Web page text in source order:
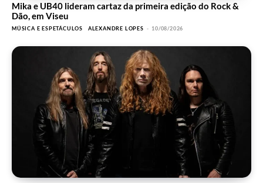
Mika e UB40 lideram cartaz da primeira edição do Rock &
Dão, em Viseu
MÚSICA E ESPETÁCULOS ALEXANDRE LOPES - 10/08/2026